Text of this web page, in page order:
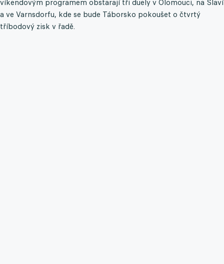
víkendovým programem obstarají tři duely v Olomouci, na Slaví
a ve Varnsdorfu, kde se bude Táborsko pokoušet o čtvrtý
tříbodový zisk v řadě.